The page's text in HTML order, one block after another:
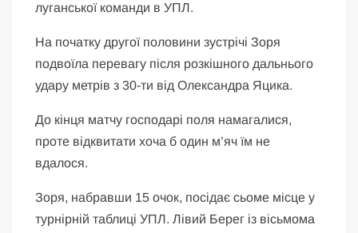
луганської команди в УПЛ.
На початку другої половини зустрічі Зоря
подвоїла перевагу після розкішного дальнього
удару метрів з 30-ти від Олександра Яцика.
До кінця матчу господарі поля намагалися,
проте відквитати хоча б один м’яч їм не
вдалося.
Зоря, набравши 15 очок, посідає сьоме місце у
турнірній таблиці УПЛ. Лівий Берег із вісьмома